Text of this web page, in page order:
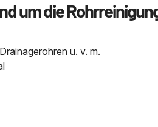
um die
u. v. m.